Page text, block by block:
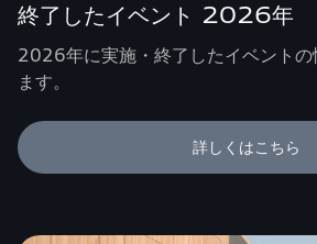
終了したイベント 2026年
2026年に実施・終了したイベントの
ます。
詳しくはこちら